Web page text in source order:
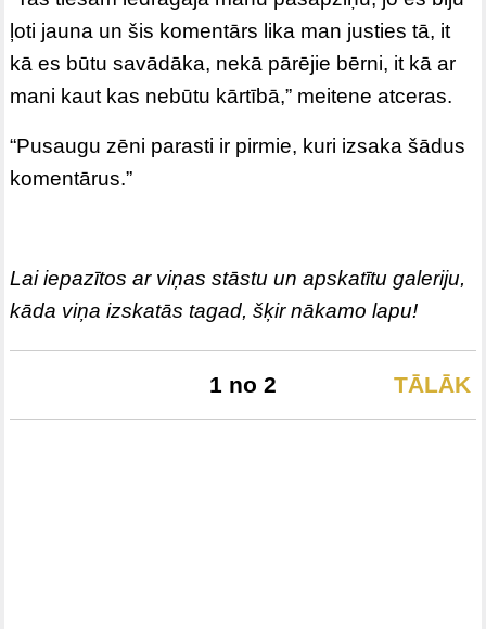
ļoti jauna un šis komentārs lika man justies tā, it
kā es būtu savādāka, nekā pārējie bērni, it kā ar
mani kaut kas nebūtu kārtībā,” meitene atceras.
“Pusaugu zēni parasti ir pirmie, kuri izsaka šādus
komentārus.”
Lai iepazītos ar viņas stāstu un apskatītu galeriju,
kāda viņa izskatās tagad, šķir nākamo lapu!
TĀLĀK
1 no 2